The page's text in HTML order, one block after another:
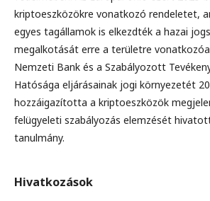
kriptoeszközökre vonatkozó rendeletet,
egyes tagállamok is elkezdték a hazai
megalkotását erre a területre
Nemzeti Bank és a Szabályozott
Hatósága eljárásainak jogi környezetét
hozzáigazította a kriptoeszközök
felügyeleti szabályozás elemzését
tanulmány.
Hivatkozások